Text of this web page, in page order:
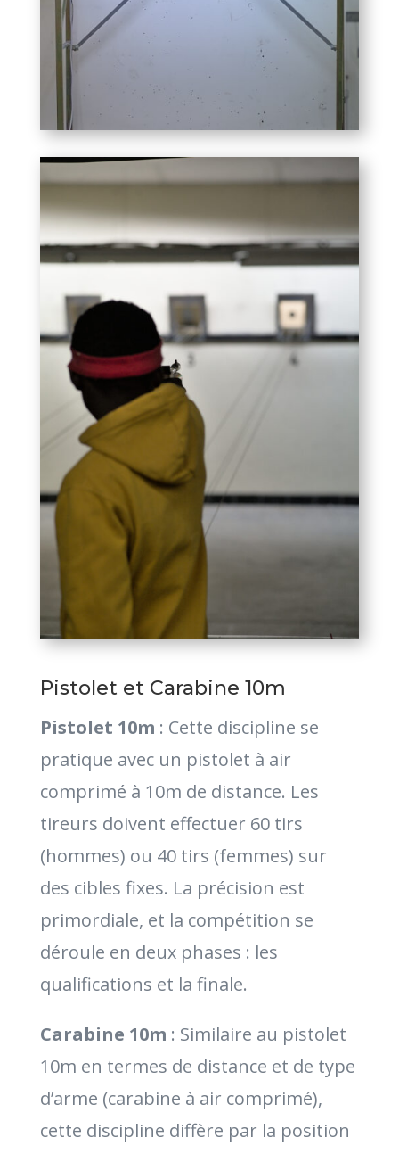
Pistolet et Carabine 10m
Pistolet 10m : Cette discipline se
pratique avec un pistolet à air
comprimé à 10m de distance. Les
tireurs doivent effectuer 60 tirs
(hommes) ou 40 tirs (femmes) sur
des cibles fixes. La précision est
primordiale, et la compétition se
déroule en deux phases : les
qualifications et la finale.
Carabine 10m : Similaire au pistolet
10m en termes de distance et de type
d’arme (carabine à air comprimé),
cette discipline diffère par la position